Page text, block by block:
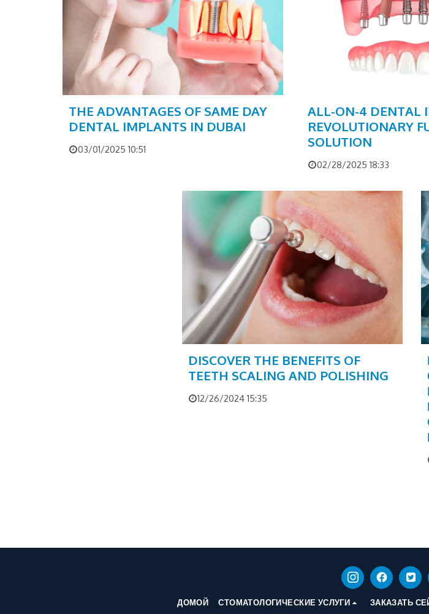
THE ADVANTAGES OF SAME DAY
DENTAL IMPLANTS IN DUBAI
03/01/2025 10:51
ALL-ON-4 DENTAL
REVOLUTIONARY
SOLUTION
02/28/2025 18:33
DISCOVER THE BENEFITS OF
TEETH SCALING AND POLISHING
12/26/2024 15:35
ДОМОЙ СТОМАТОЛОГИЧЕСКИЕ УСЛУГИ ЗАКАЗАТЬ